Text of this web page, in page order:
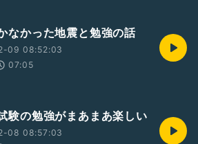
なかった地震と勉強の話
09 08:52:03
07:05
験の勉強がまあまあ楽しい
08 08:57:03